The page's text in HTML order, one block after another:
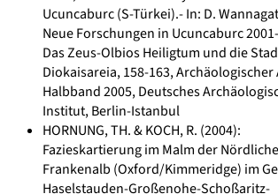
Ucuncaburc (S-Türkei).- In: D.
Neue Forschungen in Ucuncaburc
Das Zeus-Olbios Heiligtum und die
Diokaisareia, 158-163, Archäologischer
Halbband 2005, Deutsches
Institut, Berlin-Istanbul
HORNUNG, TH. & KOCH, R. (2004):
Fazieskartierung im Malm der
Frankenalb (Oxford/Kimmeridge) im
Haselstauden-Großenohe-Schoßaritz-